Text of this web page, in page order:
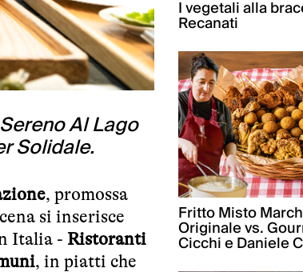
Al Lago
Solidale.
, promossa
si inserisce
Italia - Ristoranti
, in piatti che
I vegetali alla
Recanati
Fritto Misto
Originale vs.
Cicchi e Daniele